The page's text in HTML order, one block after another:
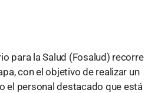
para la Salud (Fosalud) recorre
con el objetivo de realizar un
el personal destacado que está